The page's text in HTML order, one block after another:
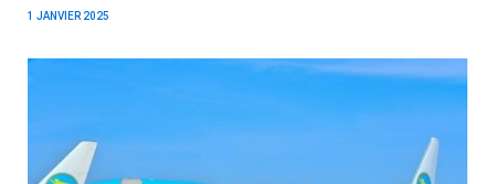
1 JANVIER 2025